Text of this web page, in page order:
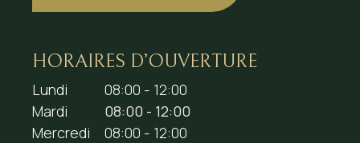
HORAIRES D’OUVERTURE
Lundi
08:00 - 12:00
Mardi
08:00 - 12:00
Mercredi
08:00 - 12:00